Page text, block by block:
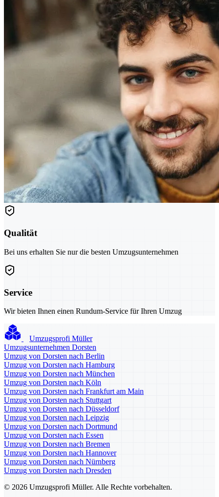
Qualität
Bei uns erhalten Sie nur die besten Umzugsunternehmen
Service
Wir bieten Ihnen einen Rundum-Service für Ihren Umzug
Umzugsprofi Müller
Umzugsunternehmen Dorsten
Umzug von Dorsten nach Berlin
Umzug von Dorsten nach Hamburg
Umzug von Dorsten nach München
Umzug von Dorsten nach Köln
Umzug von Dorsten nach Frankfurt am Main
Umzug von Dorsten nach Stuttgart
Umzug von Dorsten nach Düsseldorf
Umzug von Dorsten nach Leipzig
Umzug von Dorsten nach Dortmund
Umzug von Dorsten nach Essen
Umzug von Dorsten nach Bremen
Umzug von Dorsten nach Hannover
Umzug von Dorsten nach Nürnberg
Umzug von Dorsten nach Dresden
© 2026 Umzugsprofi Müller. Alle Rechte vorbehalten.